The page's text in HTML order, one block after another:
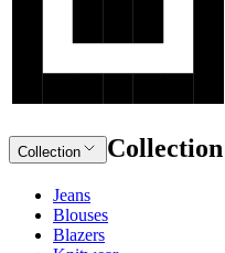
Collection Collection
Jeans
Blouses
Blazers